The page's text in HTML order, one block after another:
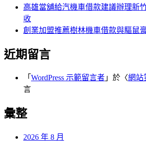
高雄當舖給汽機車借款建議辦理新
收
創業加盟推薦樹林機車借款與驅鼠
近期留言
「 WordPress 示範留言者 」於〈網站
言
彙整
2026 年 8 月